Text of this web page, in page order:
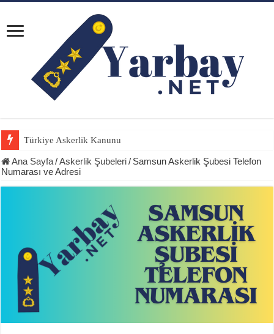
Türkiye Askerlik Kanunu
Ana Sayfa/Askerlik Şubeleri/ Samsun Askerlik Şubesi Telefon
Numarası ve Adresi